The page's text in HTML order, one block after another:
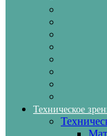
Техническое